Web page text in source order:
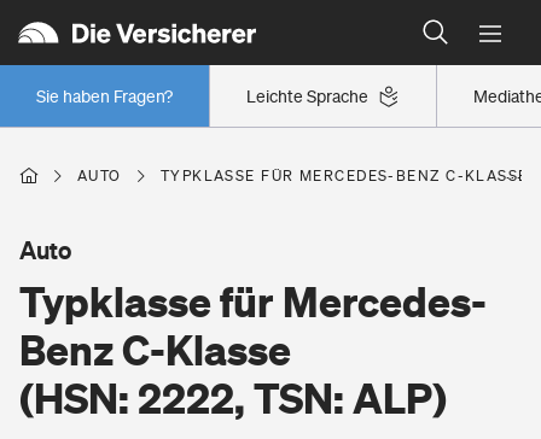
Leichte Sprache
Sie haben Fragen?
Wer versichert was: Jetzt Versicherer finden
Regionalklassen: So ist Ihre Region eingestuft
Wer versichert was: Jetzt Versicherer finden
Berufsunfähigkeitsversicherung
Wohnen
Wohngebäudeversicherung
AUTO TYPKLASSE FÜR MERCEDES-BENZ C-
Typklasse für Mercedes-
Benz C-Klasse
(HSN: 2222, TSN: ALP)
Auto